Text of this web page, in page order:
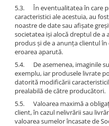
5.3. În eventualitatea în care
caracteristici ale acestuia, au
noastre de date sau afișate
societatea iși alocă dreptul de a
produs și de a anunța clientul
eroarea aparută.
5.4. De asemenea, imaginile
exemplu, iar produsele livrate
datorită modificării
prealabilă de către producători.
5.5. Valoarea maximă a
client, în cazul nelivrării sau
valoarea sumelor încasate de